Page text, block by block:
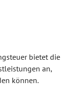
bietet die
an,
können.